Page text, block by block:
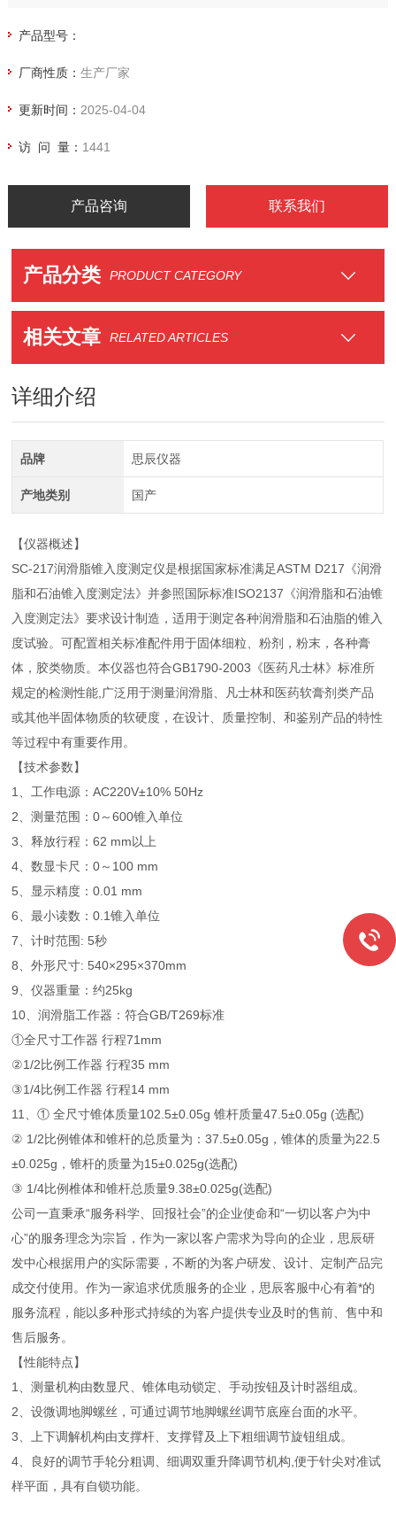
产品型号：
厂商性质： 生产厂家
更新时间： 2025-04-04
访 问 量： 1441
产品咨询 联系我们
产品分类 PRODUCT CATEGORY
相关文章 RELATED ARTICLES
详细介绍
品牌 思辰仪器
产地类别 国产
【仪器概述】
SC-217润滑脂锥入度测定仪是根据国家标准满足ASTM D217《润滑
脂和石油锥入度测定法》并参照国际标准ISO2137《润滑脂和石油锥
入度测定法》要求设计制造，适用于测定各种润滑脂和石油脂的锥入
度试验。可配置相关标准配件用于固体细粒、粉剂，粉末，各种膏
体，胶类物质。本仪器也符合GB1790-2003《医药凡士林》标准所
规定的检测性能,广泛用于测量润滑脂、凡士林和医药软膏剂类产品
或其他半固体物质的软硬度，在设计、质量控制、和鉴别产品的特性
等过程中有重要作用。
【技术参数】
1、工作电源：AC220V±10% 50Hz
2、测量范围：0～600锥入单位
3、释放行程：62 mm以上
4、数显卡尺：0～100 mm
5、显示精度：0.01 mm
6、最小读数：0.1锥入单位
7、计时范围: 5秒
8、外形尺寸: 540×295×370mm
9、仪器重量：约25kg
10、润滑脂工作器：符合GB/T269标准
①全尺寸工作器 行程71mm
②1/2比例工作器 行程35 mm
③1/4比例工作器 行程14 mm
11、① 全尺寸锥体质量102.5±0.05g 锥杆质量47.5±0.05g (选配)
② 1/2比例锥体和锥杆的总质量为：37.5±0.05g，锥体的质量为22.5
±0.025g，锥杆的质量为15±0.025g(选配)
③ 1/4比例椎体和锥杆总质量9.38±0.025g(选配)
公司一直秉承“服务科学、回报社会”的企业使命和“一切以客户为中
心”的服务理念为宗旨，作为一家以客户需求为导向的企业，思辰研
发中心根据用户的实际需要，不断的为客户研发、设计、定制产品完
成交付使用。作为一家追求优质服务的企业，思辰客服中心有着*的
服务流程，能以多种形式持续的为客户提供专业及时的售前、售中和
售后服务。
【性能特点】
1、测量机构由数显尺、锥体电动锁定、手动按钮及计时器组成。
2、设微调地脚螺丝，可通过调节地脚螺丝调节底座台面的水平。
3、上下调解机构由支撑杆、支撑臂及上下粗细调节旋钮组成。
4、良好的调节手轮分粗调、细调双重升降调节机构,便于针尖对准试
样平面，具有自锁功能。